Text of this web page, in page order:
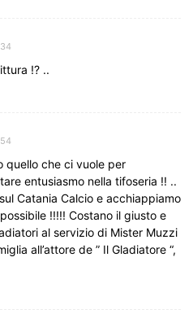
!? ..
quello che ci vuole per
entusiasmo nella tifoseria !! ..
Catania Calcio e acchiappiamo
!!!!! Costano il giusto e
al servizio di Mister Muzzi
all’attore de ” Il Gladiatore “,